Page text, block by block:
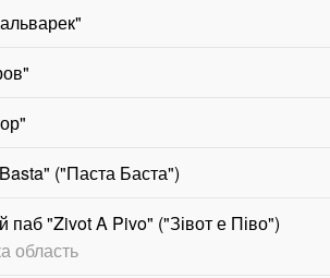
("Паста Баста")
паб "Zivot A Pivo" ("Зівот е Піво")
область